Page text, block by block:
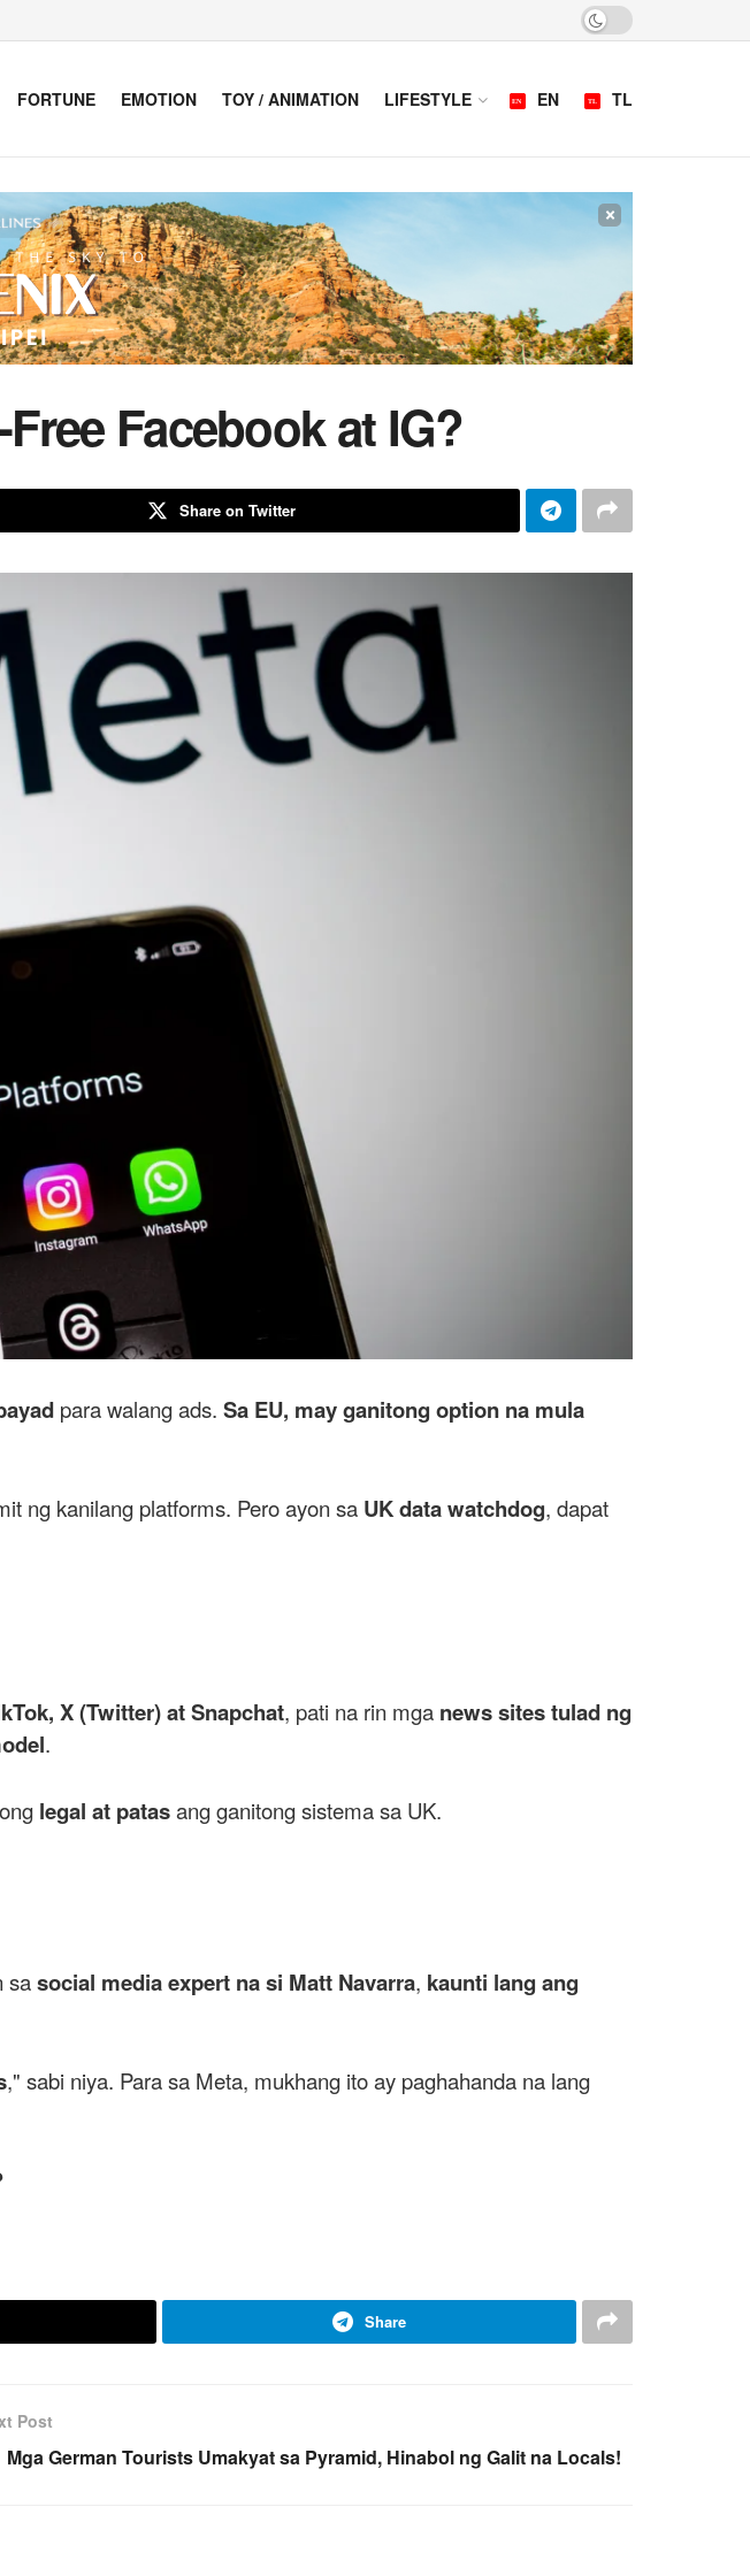
FORTUNE EMOTION TOY / ANIMATION LIFESTYLE EN TL
×
Facebook at IG?
Share on Twitter
para walang ads. Sa EU, may ganitong option na mula
ng kanilang platforms. Pero ayon sa UK data watchdog, dapat
X (Twitter) at Snapchat, pati na rin mga news sites tulad ng
.
legal at patasang ganitong sistema sa UK.
sasocial media expert na si Matt Navarra, kaunti lang ang
," sabi niya. Para sa Meta, mukhang ito ay paghahanda na lang
Share
Post
Mga German Tourists Umakyat sa Pyramid, Hinabol ng Galit na Locals!